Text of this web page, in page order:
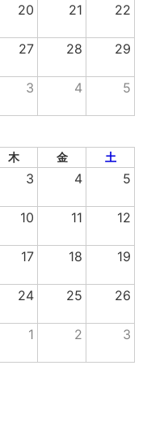
20 21 22
27 28 29
3 4 5
木 金 土
3 4 5
10 11 12
17 18 19
24 25 26
1 2 3